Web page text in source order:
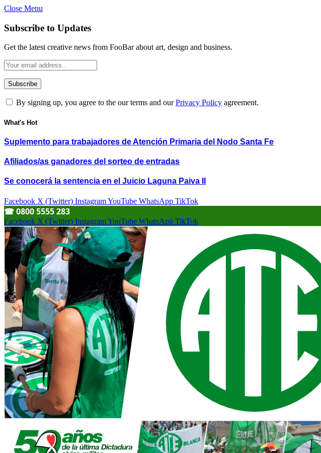
Close Menu
Subscribe to Updates
Get the latest creative news from FooBar about art, design and business.
By signing up, you agree to the our terms and ourPrivacy Policy agreement.
What's Hot
Suplemento para trabajadores de Atención Primaria del Nodo Santa Fe
Afiliados/as ganadores del sorteo de entradas
Se conocerá la sentencia en el Juicio Laguna Paiva II
Facebook X (Twitter) InstagramYouTube WhatsApp TikTok
☎︎ 0800 5555 283
Facebook X (Twitter) InstagramYouTube WhatsApp TikTok